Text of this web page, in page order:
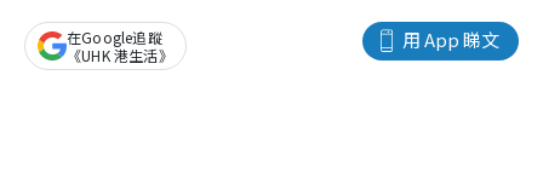
用 App 睇文
在Google追蹤
《UHK 港生活》